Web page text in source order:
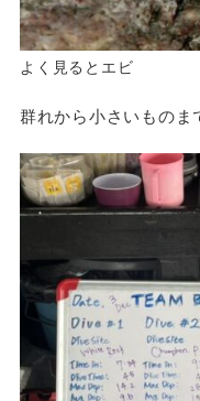
よく見るとエビ
群れから小さいものま